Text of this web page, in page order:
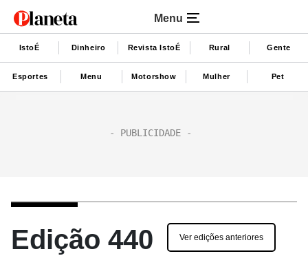
Menu
IstoÉ Dinheiro Revista IstoÉ Rural Gente
Esportes Menu Motorshow Mulher Pet
Edição 440 Ver edições anteriores